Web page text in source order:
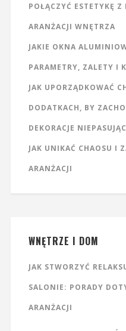
POŁĄCZYĆ ESTETYKĘ
ARANŻACJI WNĘTRZA
JAKIE OKNA
PARAMETRY, ZALETY I
JAK UPORZĄDKOWAĆ
DODATKACH, BY
DEKORACJE
JAK UNIKAĆ CHAOSU I
ARANŻACJI
WNĘTRZE I DOM
JAK STWORZYĆ
SALONIE: PORADY
ARANŻACJI